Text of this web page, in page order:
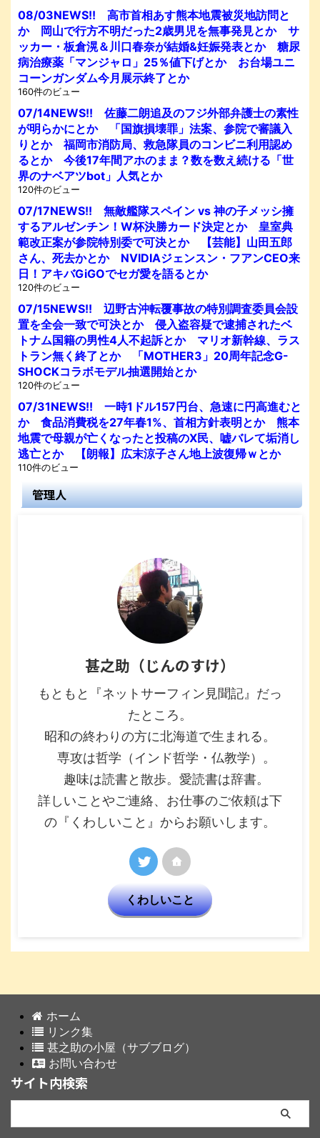
08/03NEWS!! 高市首相あす熊本地震被災地訪問と
か 岡山で行方不明だった2歳男児を無事発見とか サ
ッカー・板倉滉＆川口春奈が結婚&妊娠発表とか 糖尿
病治療薬「マンジャロ」25％値下げとか お台場ユニ
コーンガンダム今月展示終了とか
160件のビュー
07/14NEWS!! 佐藤二朗追及のフジ外部弁護士の素性
が明らかにとか 「国旗損壊罪」法案、参院で審議入
りとか 福岡市消防局、救急隊員のコンビニ利用認め
るとか 今後17年間アホのまま？数を数え続ける「世
界のナベアツbot」人気とか
120件のビュー
07/17NEWS!! 無敵艦隊スペイン vs 神の子メッシ擁
するアルゼンチン！W杯決勝カード決定とか 皇室典
範改正案が参院特別委で可決とか 【芸能】山田五郎
さん、死去かとか NVIDIAジェンスン・フアンCEO来
日！アキバGiGOでセガ愛を語るとか
120件のビュー
07/15NEWS!! 辺野古沖転覆事故の特別調査委員会設
置を全会一致で可決とか 侵入盗容疑で逮捕されたベ
トナム国籍の男性4人不起訴とか マリオ新幹線、ラス
トラン無く終了とか 「MOTHER3」20周年記念G-
SHOCKコラボモデル抽選開始とか
120件のビュー
07/31NEWS!! 一時1ドル157円台、急速に円高進むと
か 食品消費税を27年春1%、首相方針表明とか 熊本
地震で母親が亡くなったと投稿のX民、嘘バレて垢消し
逃亡とか 【朗報】広末涼子さん地上波復帰ｗとか
110件のビュー
管理人
甚之助（じんのすけ）
もともと『ネットサーフィン見聞記』だっ
たところ。
昭和の終わりの方に北海道で生まれる。
専攻は哲学（インド哲学・仏教学）。
趣味は読書と散歩。愛読書は辞書。
詳しいことやご連絡、お仕事のご依頼は下
の『くわしいこと』からお願いします。
くわしいこと
ホーム
リンク集
甚之助の小屋（サブブログ）
お問い合わせ
サイト内検索